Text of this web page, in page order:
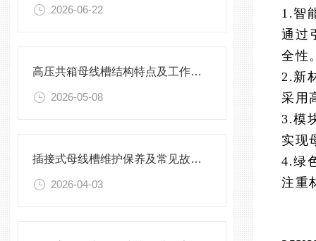
2026-06-22
高压共箱母线槽结构特点及工作原理
2026-05-08
插接式母线槽维护保养及常见故障处理指南
2026-04-03
1.智
通过
全性
2.新
采用
3.模
实现
4.绿
注重